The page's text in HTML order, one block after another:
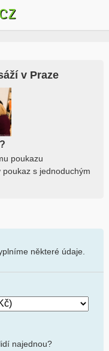
v Praze
poukazu
s jednoduchým
některé údaje.
najednou?